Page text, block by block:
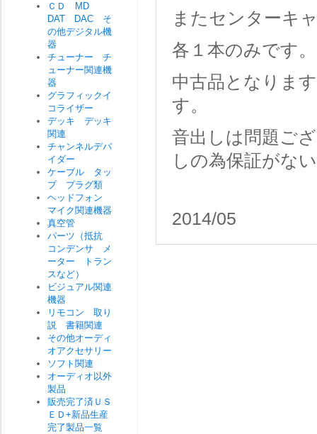
またセンターキ
各１本のみです。
中古品となりま
す。
音出しは問題ご
しの為保証がな
2014/05
ＣＤ MD
DAT DAC そ
の他デジタル機
器
チューナー チ
ューナー関連機
器
グラフィックイ
コライザー
デッキ デッキ
関連
チャンネルデバ
イダー
ケーブル タッ
プ プラグ類
ヘッドフォン
マイク関連機器
真空管
パーツ（抵抗
コンデンサ メ
ーター トラン
スなど）
ビジュアル関連
機器
リモコン 取り
説 書籍関連
その他オーディ
オアクセサリー
ソフト関連
オーディオ以外
製品
販売完了済ＵＳ
ＥＤ+新品生産
完了製品一覧